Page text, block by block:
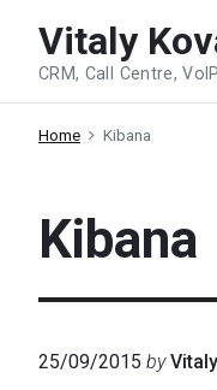
content
Vitaly
CRM, Call Centre,
Home Kibana
Kibana
25/09/2015 by